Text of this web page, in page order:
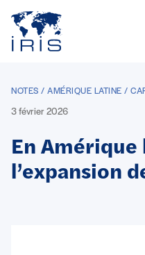
Aller au contenu principal
NOTES / AMÉRIQUE LATINE /
3 février 2026
En Amérique
l’expansion